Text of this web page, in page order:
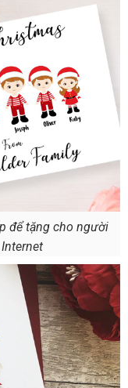
để tặng cho người